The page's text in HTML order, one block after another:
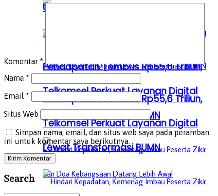
Pendapatan Tembus Rp55,6 Triliun,
Telkomsel Perkuat Layanan Digital
Lewat Transformasi BUMN
Unduh di sini!
Pendapatan Tembus Rp55,6 Triliun,
Telkomsel Perkuat Layanan Digital
Lewat Transformasi BUMN
Komentar *
Nama *
Email *
Situs Web
Simpan nama, email, dan situs web saya pada peramban
ini untuk komentar saya berikutnya.
Search